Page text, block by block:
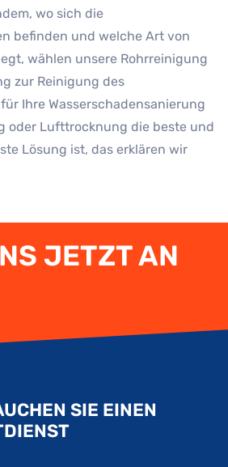
wo sich die
befinden und welche Art von
wählen unsere Rohrreinigung
zur Reinigung des
Ihre Wasserschadensanierung
oder Lufttrocknung die beste und
Lösung ist, das erklären wir
JETZT AN
SIE EINEN